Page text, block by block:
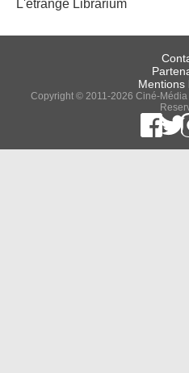
L'étrange Librarium
Mentions
Copyright © 2011-2026 Ciné-